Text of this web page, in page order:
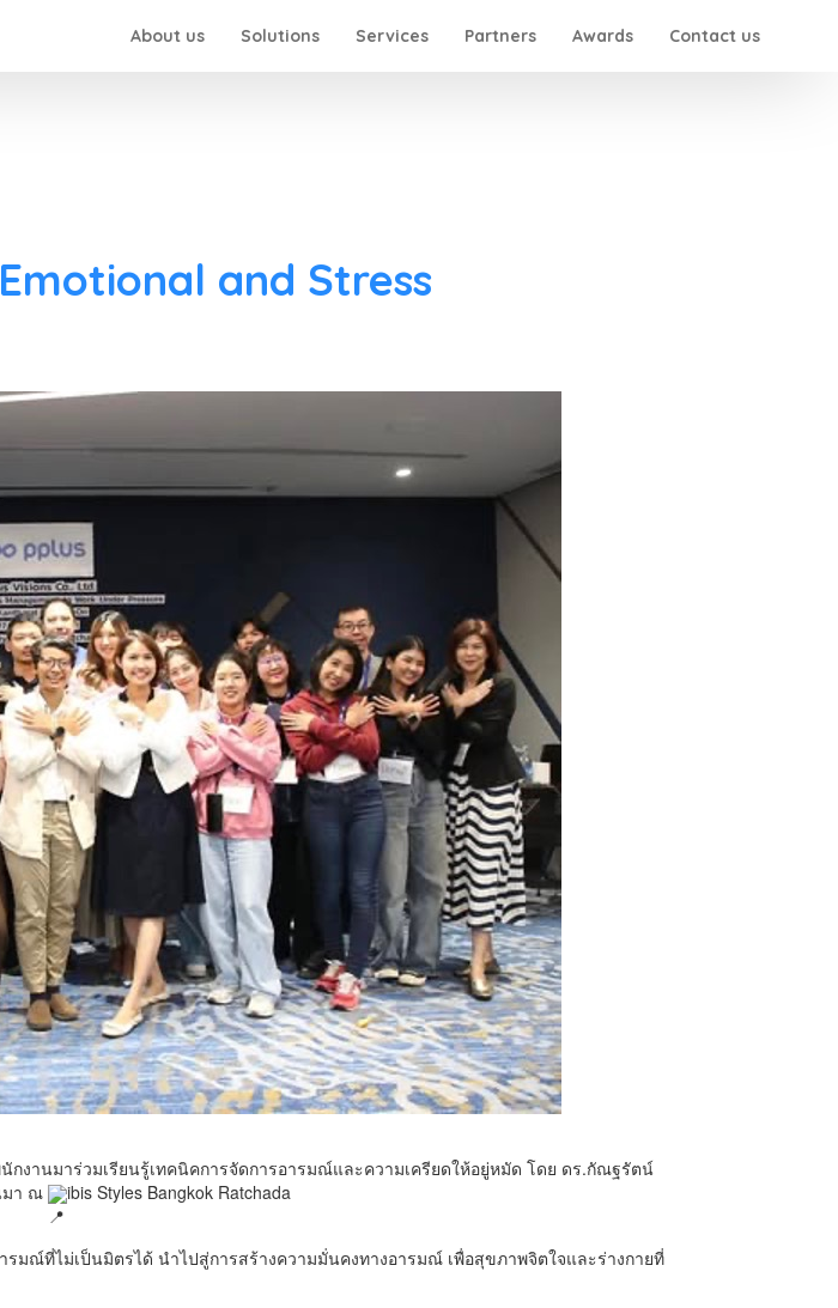
About us Solutions Services Partners Awards Contact us
and Stress
กงานมาร่วมเรียนรู้เทคนิคการจัดการอารมณ์และความเครียดให้อยู่หมัด โดย ดร.กัณฐรัตน์
มา ณ
ibis Styles Bangkok Ratchada
มณ์ที่ไม่เป็นมิตรได้ นำไปสู่การสร้างความมั่นคงทางอารมณ์ เพื่อสุขภาพจิตใจและร่างกายที่